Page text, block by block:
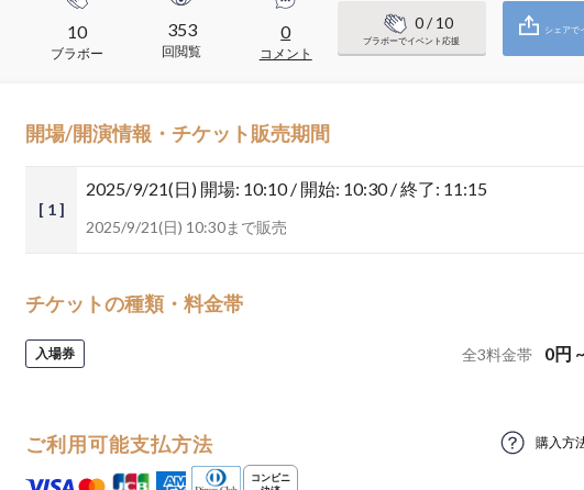
10
ブラボー
353
回閲覧
0
コメント
0/ 10
ブラボーでイベント応援
シェアで
開場/開演情報・チケット販売期間
[ 1 ]
2025/9/21(日) 開場: 10:10 / 開始: 10:30 / 終了: 11:15
2025/9/21(日) 10:30まで販売
チケットの種類・料金帯
入場券 全3料金帯 0円
ご利用可能支払方法 購入方